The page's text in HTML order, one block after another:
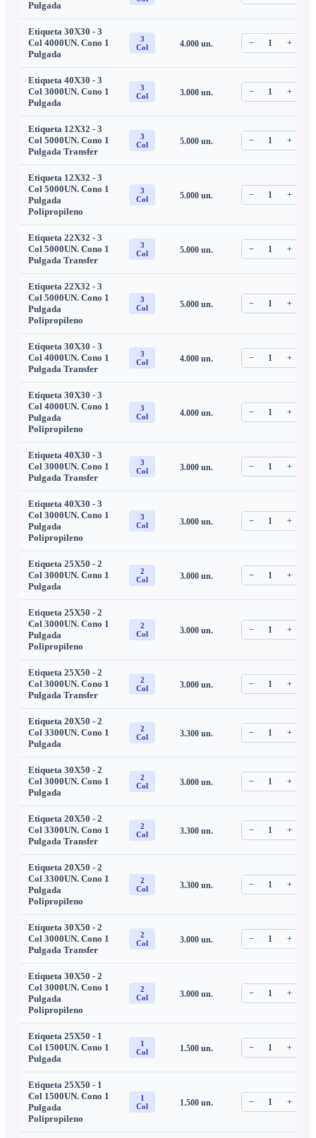
Pulgada
Etiqueta 30X30 - 3
Col 4000UN. Cono 1
Pulgada
3
Col
4.000un. − 1 +
Etiqueta 40X30 - 3
Col 3000UN. Cono 1
Pulgada
3
Col
3.000un. − 1 +
Etiqueta 12X32 - 3
Col 5000UN. Cono 1
Pulgada Transfer
3
Col
5.000un. − 1 +
Etiqueta 12X32 - 3
Col 5000UN. Cono 1
Pulgada
Polipropileno
3
Col
5.000un. − 1 +
Etiqueta 22X32 - 3
Col 5000UN. Cono 1
Pulgada Transfer
3
Col
5.000un. − 1 +
Etiqueta 22X32 - 3
Col 5000UN. Cono 1
Pulgada
Polipropileno
3
Col
5.000un. − 1 +
Etiqueta 30X30 - 3
Col 4000UN. Cono 1
Pulgada Transfer
3
Col
4.000un. − 1 +
Etiqueta 30X30 - 3
Col 4000UN. Cono 1
Pulgada
Polipropileno
3
Col
4.000un. − 1 +
Etiqueta 40X30 - 3
Col 3000UN. Cono 1
Pulgada Transfer
3
Col
3.000un. − 1 +
Etiqueta 40X30 - 3
Col 3000UN. Cono 1
Pulgada
Polipropileno
3
Col
3.000un. − 1 +
Etiqueta 25X50 - 2
Col 3000UN. Cono 1
Pulgada
2
Col
3.000un. − 1 +
Etiqueta 25X50 - 2
Col 3000UN. Cono 1
Pulgada
Polipropileno
2
Col
3.000un. − 1 +
Etiqueta 25X50 - 2
Col 3000UN. Cono 1
Pulgada Transfer
2
Col
3.000un. − 1 +
Etiqueta 20X50 - 2
Col 3300UN. Cono 1
Pulgada
2
Col
3.300un. − 1 +
Etiqueta 30X50 - 2
Col 3000UN. Cono 1
Pulgada
2
Col
3.000un. − 1 +
Etiqueta 20X50 - 2
Col 3300UN. Cono 1
Pulgada Transfer
2
Col
3.300un. − 1 +
Etiqueta 20X50 - 2
Col 3300UN. Cono 1
Pulgada
Polipropileno
2
Col
3.300un. − 1 +
Etiqueta 30X50 - 2
Col 3000UN. Cono 1
Pulgada Transfer
2
Col
3.000un. − 1 +
Etiqueta 30X50 - 2
Col 3000UN. Cono 1
Pulgada
Polipropileno
2
Col
3.000un. − 1 +
Etiqueta 25X50 - 1
Col 1500UN. Cono 1
Pulgada
1
Col
1.500un. − 1 +
Etiqueta 25X50 - 1
Col 1500UN. Cono 1
Pulgada
Polipropileno
1
Col
1.500un. − 1 +